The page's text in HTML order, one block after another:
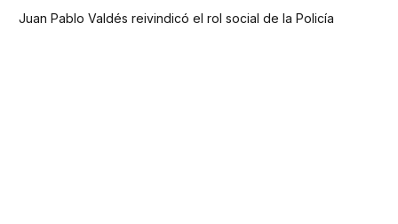
Juan Pablo Valdés reivindicó el rol social de la Policía